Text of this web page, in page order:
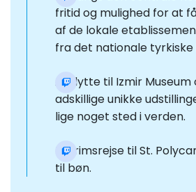
fritid og mulighed for at
af de lokale
fra det nationale tyrkiske
At flytte til Izmir Museum
adskillige unikke
lige noget sted i verden.
Pilgrimsrejse til St.
til bøn.